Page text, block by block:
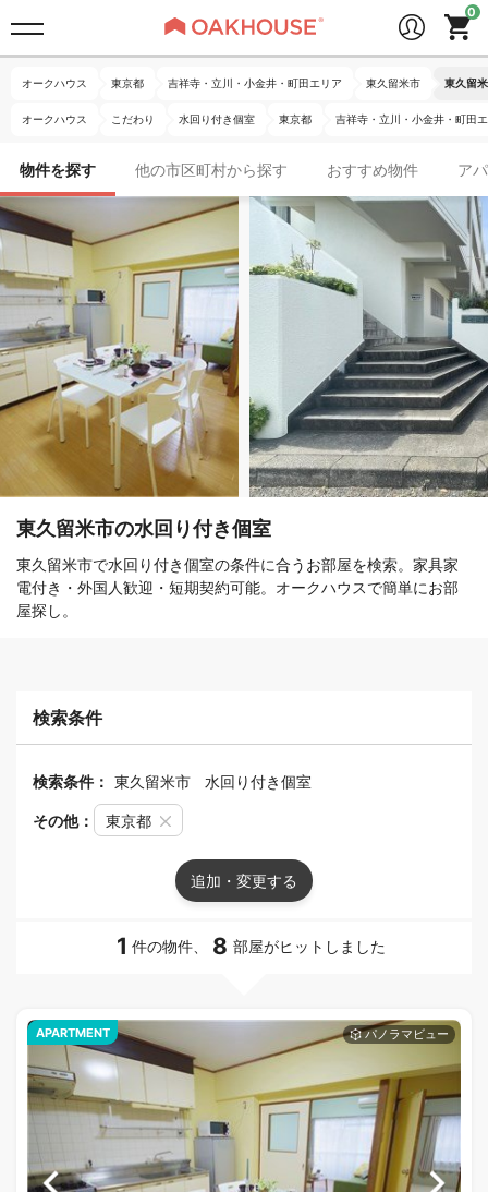
オークハウス 東京都 吉祥寺・立川・小金井・町田エリア 東久留米市 東久留
オークハウス こだわり 水回り付き個室 東京都 吉祥寺・立川・小金井・町田
物件を探す 他の市区町村から探す おすすめ物件 ア
東久留米市の水回り付き個室
東久留米市で水回り付き個室の条件に合うお部屋を検索。家具家
電付き・外国人歓迎・短期契約可能。オークハウスで簡単にお部
屋探し。
検索条件
検索条件： 東久留米市 水回り付き個室
その他： 東京都
追加・変更する
1 件の物件、 8 部屋がヒットしました
APARTMENT